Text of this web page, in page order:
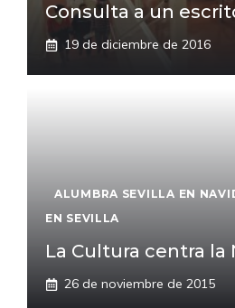
Consulta a un
19 de diciembre de 2016
ALUMBRA SEVILLA EN
EN SEVILLA
La Cultura centra la
26 de noviembre de 2015